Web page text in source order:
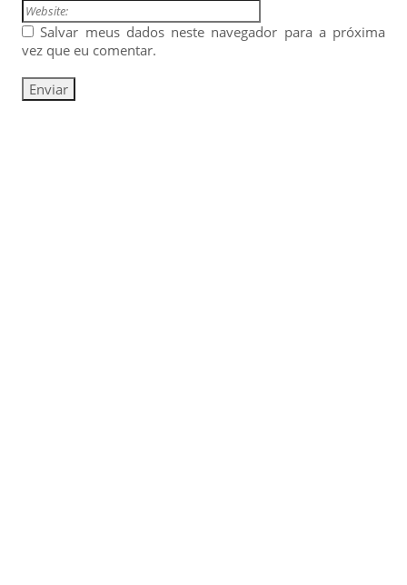
Salvar meus dados neste navegador para a próxima
vez que eu comentar.